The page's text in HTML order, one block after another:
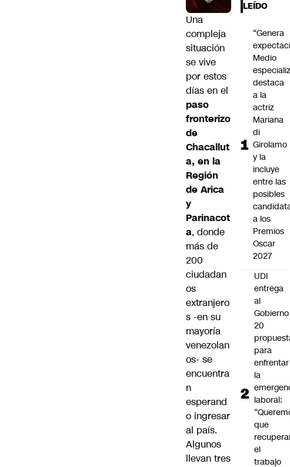
Una
compleja
situación
se vive
por estos
días en el
paso
fronterizo
de
Chacallut
a, en la
Región
de Arica
y
Parinacot
a, donde
más de
200
ciudadan
os
extranjero
s -en su
mayoría
venezolan
os- se
encuentra
n
esperand
o ingresar
al país.
Algunos
llevan tres
LEÍDO
“Genera
Medio
destaca
a la
actriz
Mariana
di
Girolamo
y la
incluye
entre las
posibles
a los
Premios
Oscar
2027
UDI
entrega
al
Gobierno
20
para
enfrentar
la
laboral:
que
el
trabajo